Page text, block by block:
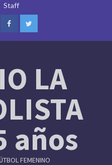
Staff
FacebookTwitter
LA
años
FEMENINO